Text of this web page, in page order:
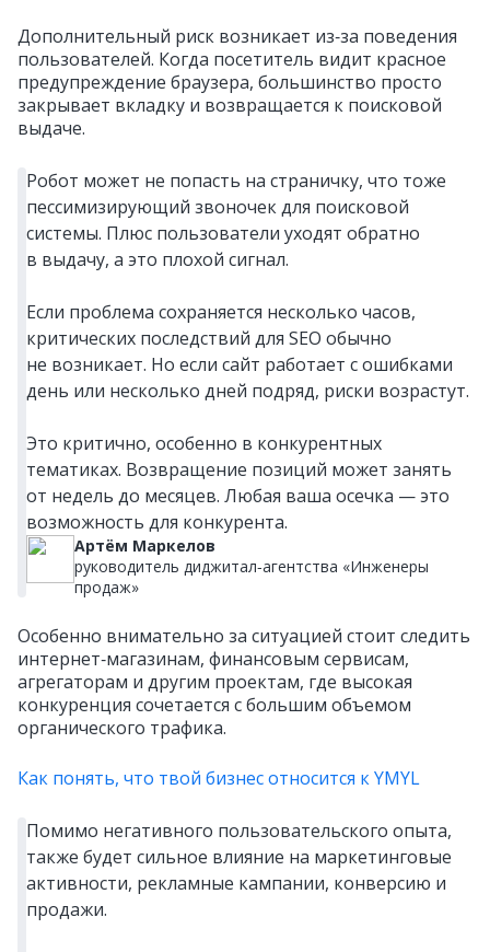
Дополнительный риск возникает из‑за поведения
пользователей. Когда посетитель видит красное
предупреждение браузера, большинство просто
закрывает вкладку и возвращается к поисковой
выдаче.
Робот может не попасть на страничку, что тоже
пессимизирующий звоночек для поисковой
системы. Плюс пользователи уходят обратно
в выдачу, а это плохой сигнал.
Если проблема сохраняется несколько часов,
критических последствий для SEO обычно
не возникает. Но если сайт работает с ошибками
день или несколько дней подряд, риски возрастут.
Это критично, особенно в конкурентных
тематиках. Возвращение позиций может занять
от недель до месяцев. Любая ваша осечка — это
возможность для конкурента.
Артём Маркелов
руководитель диджитал‑агентства «Инженеры
продаж»
Особенно внимательно за ситуацией стоит следить
интернет‑магазинам, финансовым сервисам,
агрегаторам и другим проектам, где высокая
конкуренция сочетается с большим объемом
органического трафика.
Как понять, что твой бизнес относится к YMYL
Помимо негативного пользовательского опыта,
также будет сильное влияние на маркетинговые
активности, рекламные кампании, конверсию и
продажи.